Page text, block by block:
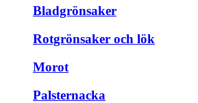
Bladgrönsaker
Rotgrönsaker och lök
Morot
Palsternacka